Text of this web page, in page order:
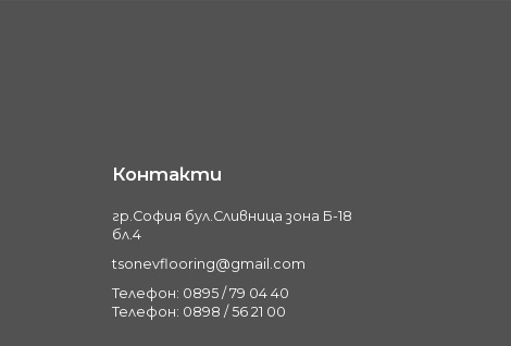
Контакти
гр.София бул.Сливница зона Б-18
бл.4
tsonevflooring@gmail.com
Телефон: 0895 / 79 04 40
Телефон: 0898 / 56 21 00